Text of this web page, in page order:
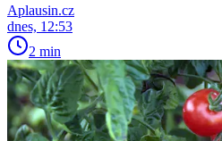
Aplausin.cz
dnes, 12:53
2 min